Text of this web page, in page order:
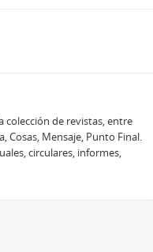
colección de revistas, entre
Cosas, Mensaje, Punto Final.
circulares, informes,